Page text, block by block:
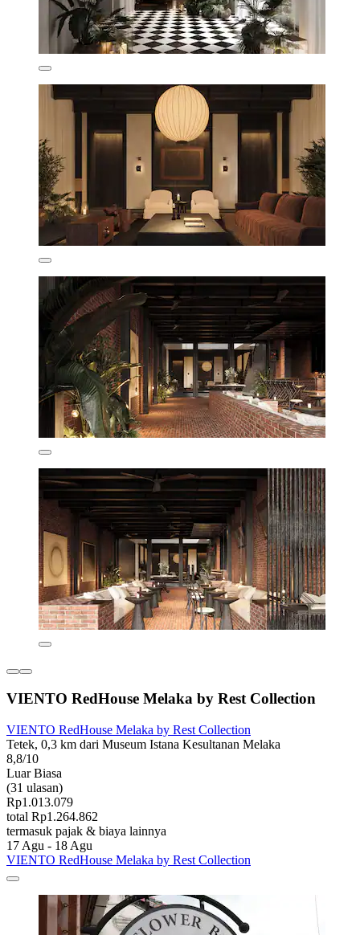
VIENTO RedHouse Melaka by Rest Collection
VIENTO RedHouse Melaka by Rest Collection
Tetek, 0,3 km dari Museum Istana Kesultanan Melaka
8,8/10
Luar Biasa
(31 ulasan)
Rp1.013.079
total Rp1.264.862
termasuk pajak & biaya lainnya
17 Agu - 18 Agu
VIENTO RedHouse Melaka by Rest Collection